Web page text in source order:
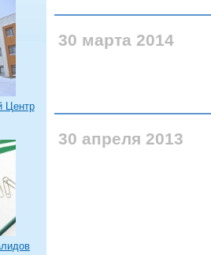
Центр
30 марта 2014
30 апреля 2013